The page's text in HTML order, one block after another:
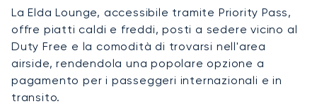
La Elda Lounge, accessibile tramite Priority Pass,
offre piatti caldi e freddi, posti a sedere vicino al
Duty Free e la comodità di trovarsi nell'area
airside, rendendola una popolare opzione a
pagamento per i passeggeri internazionali e in
transito.